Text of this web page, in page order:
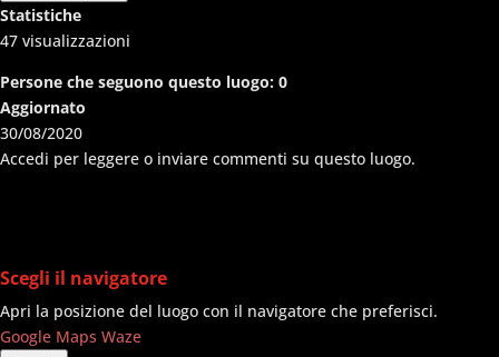
Statistiche
47 visualizzazioni
Persone che seguono questo luogo: 0
Aggiornato
30/08/2020
Accedi per leggere o inviare commenti su questo luogo.
Scegli il navigatore
Apri la posizione del luogo con il navigatore che preferisci.
Google Maps Waze